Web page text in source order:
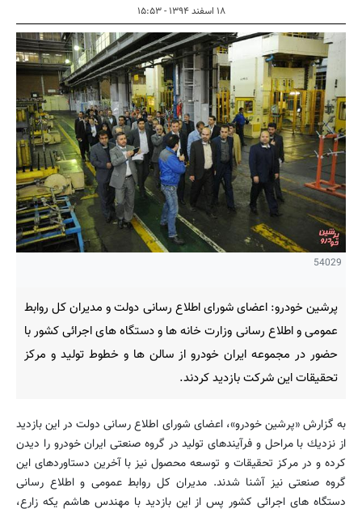
۱۸ اسفند ۱۳۹۴ - ۱۵:۵۳
54029
پرشین خودرو: اعضای شورای اطلاع رسانی دولت و مدیران كل روابط
عمومی و اطلاع رسانی وزارت خانه ها و دستگاه های اجرائی كشور با
حضور در مجموعه ایران خودرو از سالن ها و خطوط تولید و مركز
تحقیقات این شركت بازدید كردند.
به گزارش «پرشین خودرو»، اعضای شورای اطلاع رسانی دولت در این بازدید
از نزدیك با مراحل و فرآیندهای تولید در گروه صنعتی ایران خودرو را دیدن
كرده و در مركز تحقیقات و توسعه محصول نیز با آخرین دستاوردهای این
گروه صنعتی نیز آشنا شدند. مدیران كل روابط عمومی و اطلاع رسانی
دستگاه های اجرائی كشور پس از این بازدید با مهندس هاشم یكه زارع،